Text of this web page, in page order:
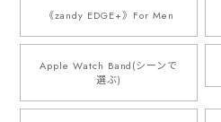
《zandy EDGE+》For Men
Apple Watch Band(シーンで
選ぶ)